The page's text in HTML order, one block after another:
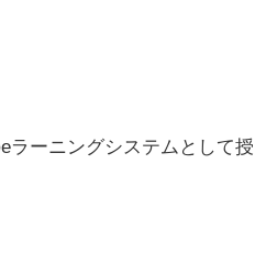
ラーニングシステムとして授